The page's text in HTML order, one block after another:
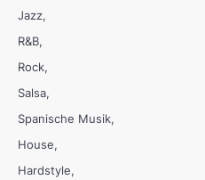
Jazz
R&B
Rock
Salsa
Spanische Musik
House
Hardstyle